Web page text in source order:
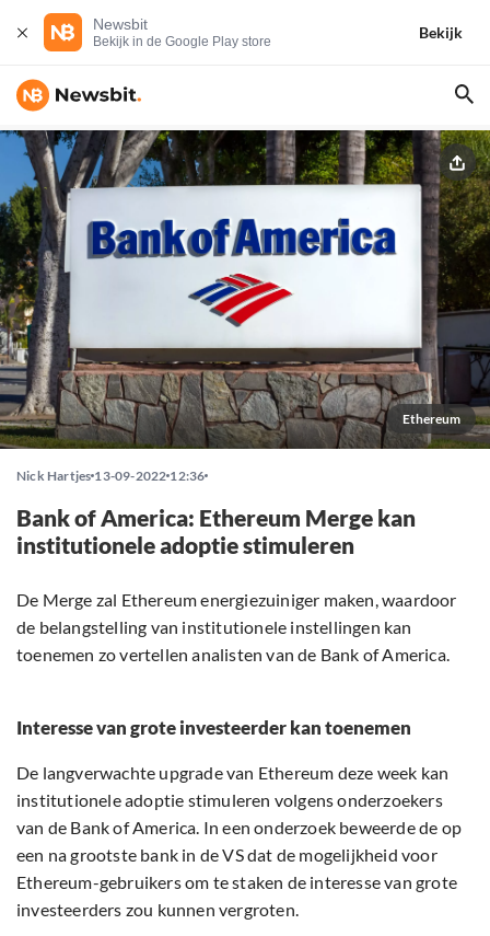
Newsbit
Bekijk in de Google Play store
Bekijk
Ethereum
Nick Hartjes 13-09-2022 12:36
Bank of America: Ethereum Merge kan
institutionele adoptie stimuleren
De Merge zal Ethereum energiezuiniger maken, waardoor
de belangstelling van institutionele instellingen kan
toenemen zo vertellen analisten van de Bank of America.
Interesse van grote investeerder kan toenemen
De langverwachte upgrade van Ethereum deze week kan
institutionele adoptie stimuleren volgens onderzoekers
van de Bank of America. In een onderzoek beweerde de op
een na grootste bank in de VS dat de mogelijkheid voor
Ethereum-gebruikers om te staken de interesse van grote
investeerders zou kunnen vergroten.